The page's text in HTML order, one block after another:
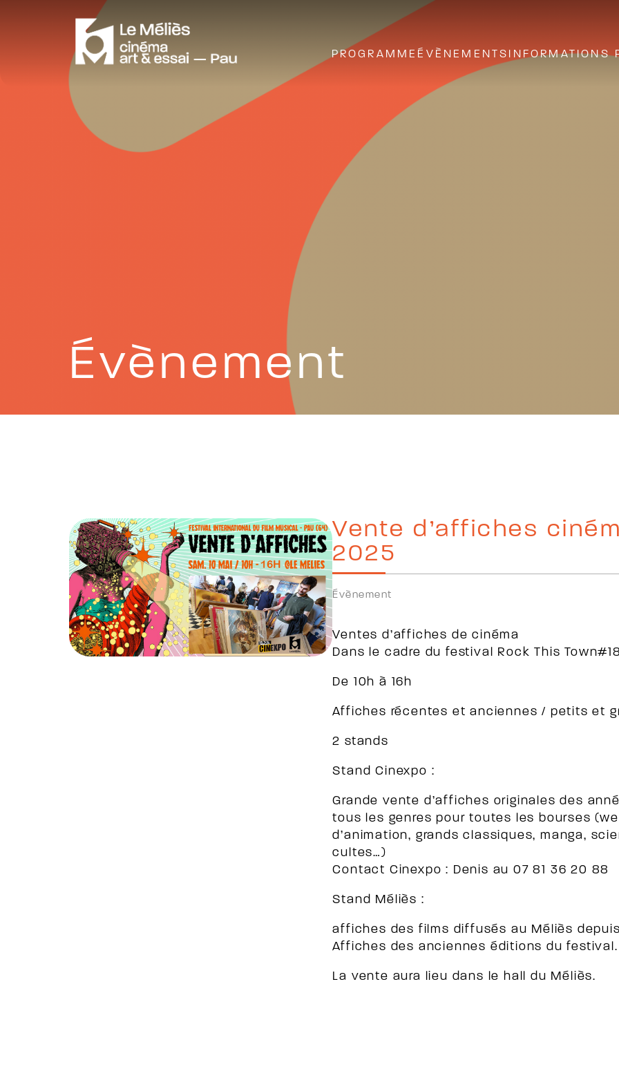
PROGRAMME ÉVÈNEMENTS INFORMATIONS
Évènement
Vente d’affiches
2025
Évènement
Ventes d’affiches de cinéma
Dans le cadre du festival Rock This Town#18
De 10h à 16h
Affiches récentes et anciennes / petits et
2 stands
Stand Cinexpo :
Grande vente d’affiches originales des
tous les genres pour toutes les bourses
d’animation, grands classiques, manga,
cultes…)
Contact Cinexpo : Denis au 07 81 36 20 88
Stand Méliès :
affiches des films diffusés au Méliès
Affiches des anciennes éditions du festival.
La vente aura lieu dans le hall du Méliès.